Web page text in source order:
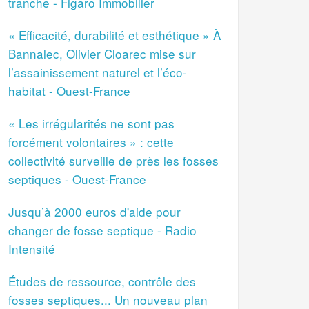
« Efficacité, durabilité et esthétique » À
Bannalec, Olivier Cloarec mise sur
l’assainissement naturel et l’éco-
habitat - Ouest-France
« Les irrégularités ne sont pas
forcément volontaires » : cette
collectivité surveille de près les fosses
septiques - Ouest-France
Jusqu’à 2000 euros d'aide pour
changer de fosse septique - Radio
Intensité
Études de ressource, contrôle des
fosses septiques... Un nouveau plan